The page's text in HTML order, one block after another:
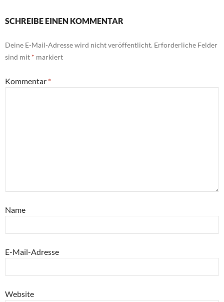
SCHREIBE EINEN KOMMENTAR
Deine E-Mail-Adresse wird nicht veröffentlicht. Erforderliche Felder
sind mit * markiert
Kommentar *
Name
E-Mail-Adresse
Website